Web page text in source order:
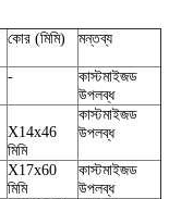
কোর (মিমি) মন্তব্য
-
কাস্টমাইজড
উপলব্ধ
X14x46
মিমি
কাস্টমাইজড
উপলব্ধ
X17x60
মিমি
কাস্টমাইজড
উপলব্ধ